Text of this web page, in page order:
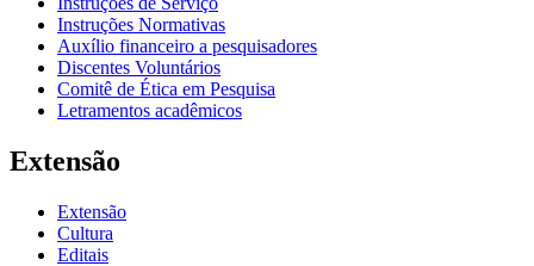
Instruções Normativas
Auxílio financeiro a pesquisadores
Discentes Voluntários
Comitê de Ética em Pesquisa
Letramentos acadêmicos
Extensão
Extensão
Cultura
Editais